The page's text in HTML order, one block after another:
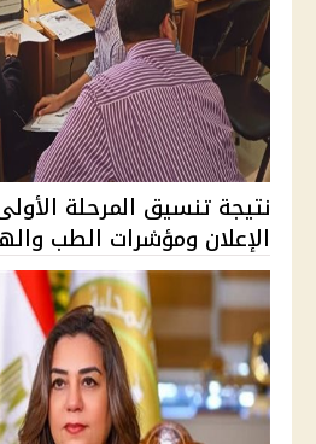
الإعلان ومؤشرات الطب